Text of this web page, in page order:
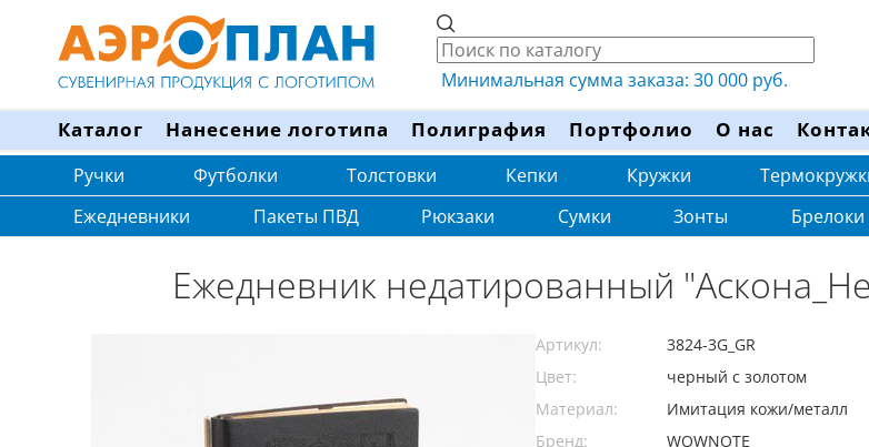
Минимальная сумма заказа: 30 000 руб.
Каталог Нанесение логотипа Полиграфия Портфолио О нас
Ручки Футболки Толстовки Кепки Кружки
Ежедневники
Пакеты ПВД Рюкзаки Сумки Зонты Брелоки
Ежедневник недатированный
Артикул:
3824-3G_GR
Цвет:
черный с золотом
Материал:
Имитация кожи/металл
Бренд:
WOWNOTE